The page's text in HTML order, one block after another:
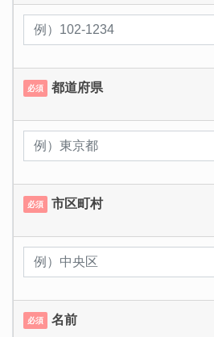
必須 都道府県
必須 市区町村
必須 名前